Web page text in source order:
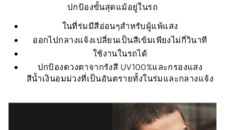
ปกป้องขั้นสุดแม้อยู่ในรถ
ในที่ร่มมีสีอ่อนๆสำหรับผู้แพ้แสง
ออกไปกลางแจ้งเปลี่ยนเป็นสีเข้มเพียงไม่กี่วินาที
ใช้งานในรถได้
ปกป้องดวงตาจากรังสี UV100%และกรองแสง
สีน้ำเงินอมม่วงที่เป็นอันตรายทั้งในร่มและกลางแจ้ง